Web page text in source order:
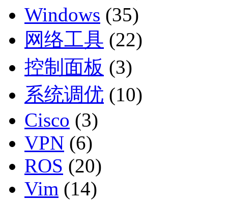
Windows (35)
网络工具 (22)
控制面板 (3)
系统调优 (10)
Cisco (3)
VPN (6)
ROS (20)
Vim (14)